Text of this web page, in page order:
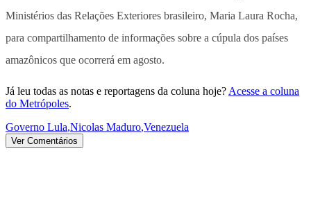
Ministérios das Relações Exteriores brasileiro, Maria Laura Rocha,
para compartilhamento de informações sobre a cúpula dos países
amazônicos que ocorrerá em agosto.
Já leu todas as notas e reportagens da coluna hoje? Acesse a coluna
do Metrópoles.
Governo Lula,Nicolas Maduro,Venezuela
Ver Comentários